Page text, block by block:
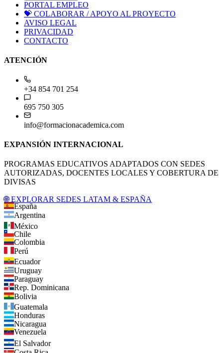
PORTAL EMPLEO
💝 COLABORAR / APOYO AL PROYECTO
AVISO LEGAL
PRIVACIDAD
CONTACTO
ATENCIÓN
+34 854 701 254
695 750 305
info@formacionacademica.com
EXPANSIÓN INTERNACIONAL
PROGRAMAS EDUCATIVOS ADAPTADOS CON SEDES
AUTORIZADAS, DOCENTES LOCALES Y COBERTURA DE
DIVISAS
🌐 EXPLORAR SEDES LATAM & ESPAÑA
España
Argentina
México
Chile
Colombia
Perú
Ecuador
Uruguay
Paraguay
Rep. Dominicana
Bolivia
Guatemala
Honduras
Nicaragua
Venezuela
El Salvador